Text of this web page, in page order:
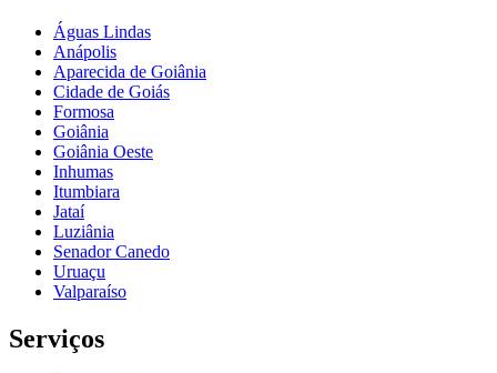
Águas Lindas
Anápolis
Aparecida de Goiânia
Cidade de Goiás
Formosa
Goiânia
Goiânia Oeste
Inhumas
Itumbiara
Jataí
Luziânia
Senador Canedo
Uruaçu
Valparaíso
Serviços